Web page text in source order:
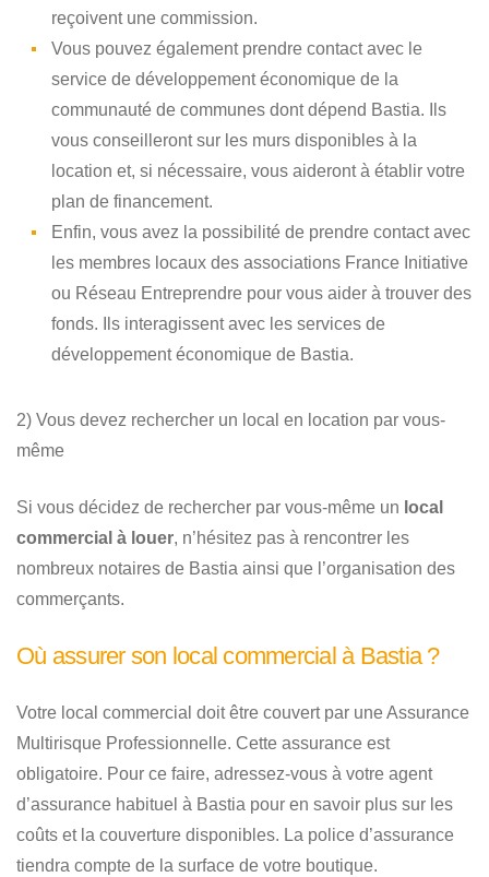
reçoivent une commission.
Vous pouvez également prendre contact avec le
service de développement économique de la
communauté de communes dont dépend Bastia. Ils
vous conseilleront sur les murs disponibles à la
location et, si nécessaire, vous aideront à établir votre
plan de financement.
Enfin, vous avez la possibilité de prendre contact avec
les membres locaux des associations France Initiative
ou Réseau Entreprendre pour vous aider à trouver des
fonds. Ils interagissent avec les services de
développement économique de Bastia.
2) Vous devez rechercher un local en location par vous-
même
Si vous décidez de rechercher par vous-même un local
commercial à louer, n’hésitez pas à rencontrer les
nombreux notaires de Bastia ainsi que l’organisation des
commerçants.
Où assurer son local commercial à Bastia ?
Votre local commercial doit être couvert par une Assurance
Multirisque Professionnelle. Cette assurance est
obligatoire. Pour ce faire, adressez-vous à votre agent
d’assurance habituel à Bastia pour en savoir plus sur les
coûts et la couverture disponibles. La police d’assurance
tiendra compte de la surface de votre boutique.